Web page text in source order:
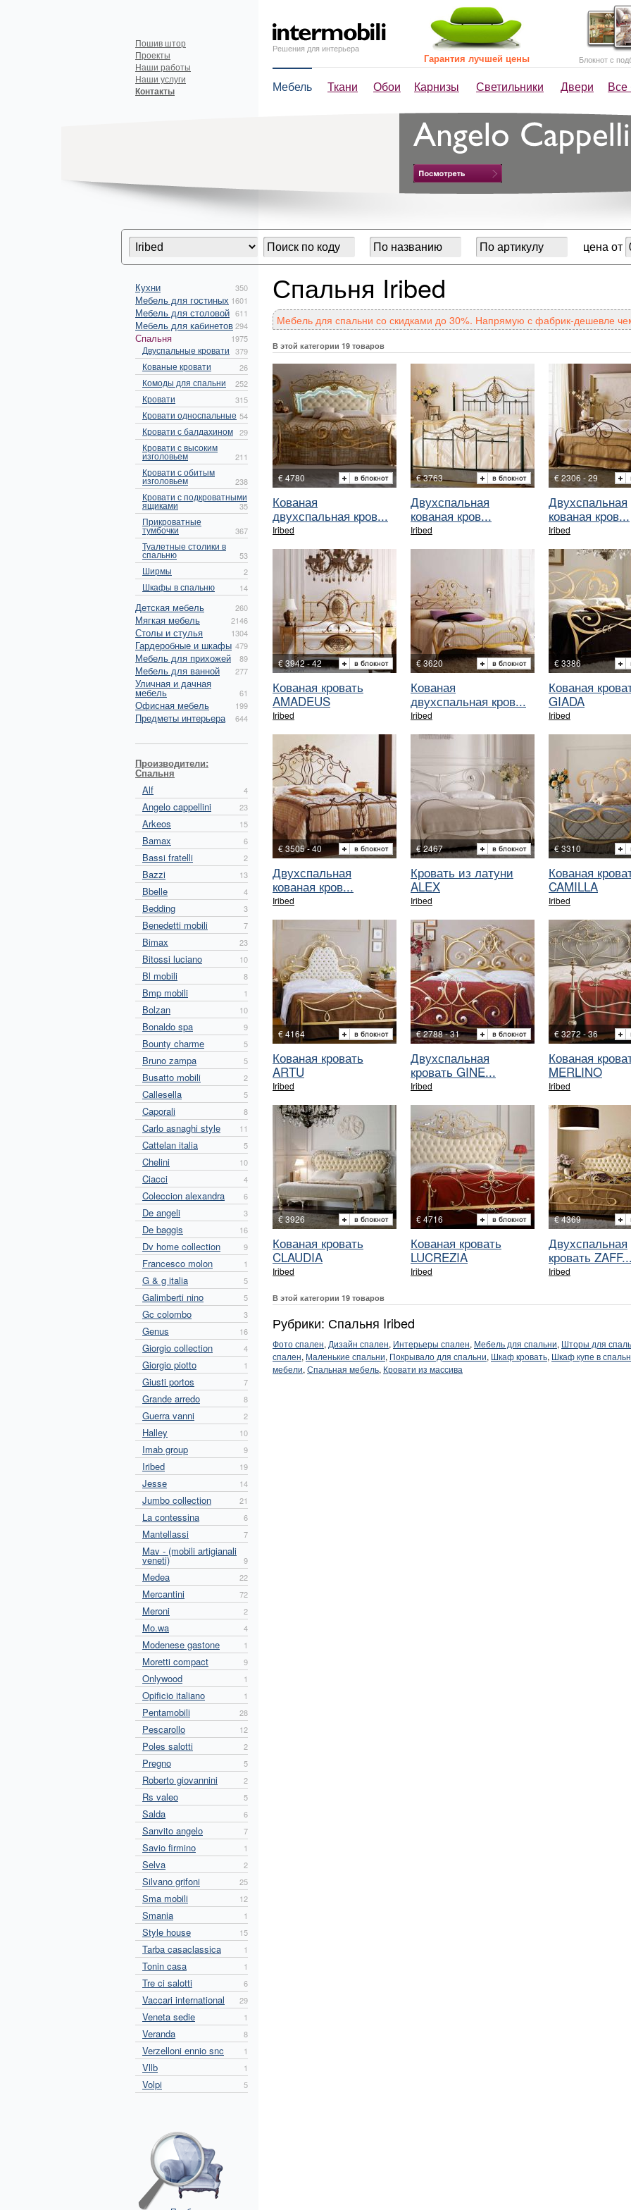
Решения для интерьера
Мебель Ткани Обои Карнизы Светильники Двери Все
Пошив штор
Проекты
Наши работы
Наши услуги
Контакты
Гарантия лучшей цены Блокнот с
цена от
Кухни 350
Мебель для гостиных 1601
Мебель для столовой 611
Мебель для кабинетов294
Спальня 1975
Двуспальные кровати 379
Кованые кровати 26
Комоды для спальни 252
Кровати 315
Кровати односпальные 54
Кровати с балдахином 29
Кровати с высоким
изголовьем 211
Кровати с обитым
изголовьем 238
Кровати с подкроватными
ящиками 35
Прикроватные
тумбочки 367
Туалетные столики в
спальню 53
Ширмы 2
Шкафы в спальню 14
Детская мебель 260
Мягкая мебель 2146
Столы и стулья 1304
Гардеробные и шкафы 479
Мебель для прихожей 89
Мебель для ванной 277
Уличная и дачная
мебель 61
Офисная мебель 199
Предметы интерьера 644
Производители:
Спальня
Alf
4
Angelo cappellini 23
Arkeos 15
Bamax 6
Bassi fratelli 2
Bazzi 13
Bbelle 4
Bedding 3
Benedetti mobili 7
Bimax 23
Bitossi luciano 10
Bl mobili 8
Bmp mobili 1
Bolzan 10
Bonaldo spa 9
Bounty charme 5
Bruno zampa 5
Busatto mobili 2
Callesella 5
Caporali 8
Carlo asnaghi style 11
Cattelan italia 5
Chelini 10
Ciacci 4
Coleccion alexandra 6
De angeli 3
De baggis 16
Dv home collection 9
Francesco molon 1
G & g italia 5
Galimberti nino 5
Gc colombo 3
Genus 16
Giorgio collection 4
Giorgio piotto 1
Giusti portos 7
Grande arredo 8
Guerra vanni 2
Halley 10
Imab group 9
Iribed 19
Jesse 14
Jumbo collection 21
La contessina 6
Mantellassi 7
Mav - (mobili artigianali
veneti) 9
Medea 22
Mercantini 72
Meroni 2
Mo.wa 4
Modenese gastone 1
Moretti compact 9
Onlywood 1
Opificio italiano 1
Pentamobili 28
Pescarollo 12
Poles salotti 2
Pregno 5
Roberto giovannini 2
Rs valeo 5
Salda 6
Sanvito angelo 7
Savio firmino 1
Selva 2
Silvano grifoni 25
Sma mobili 12
Smania 1
Style house 15
Tarba casaclassica 1
Tonin casa 1
Tre ci salotti 6
Vaccari international 29
Veneta sedie 1
Veranda 8
Verzelloni ennio snc 1
Vllb 1
Volpi 5
Спальня Iribed
Мебель для спальни со скидками до 30%. Напрямую с фабрик-дешевле
В этой категории 19 товаров
€ 4780
Кованая
двухспальная кров...
Iribed
€ 3763
Двухспальная
кованая кров...
Iribed
€ 2306 - 29
Двухспальная
кованая кров...
Iribed
€ 3942 - 42
Кованая кровать
AMADEUS
Iribed
€ 3620
Кованая
двухспальная кров...
Iribed
€ 3386
Кованая
GIADA
Iribed
€ 3505 - 40
Двухспальная
кованая кров...
Iribed
€ 2467
Кровать из латуни
ALEX
Iribed
€ 3310
Кованая
CAMILLA
Iribed
€ 4164
Кованая кровать
ARTU
Iribed
€ 2788 - 31
Двухспальная
кровать GINE...
Iribed
€ 3272 - 36
Кованая
MERLINO
Iribed
€ 3926
Кованая кровать
CLAUDIA
Iribed
€ 4716
Кованая кровать
LUCREZIA
Iribed
€ 4369
Двухспальная
кровать ZAFF...
Iribed
В этой категории 19 товаров
Рубрики: Спальня Iribed
Фото спален, Дизайн спален, Интерьеры спален, Мебель для спальни, Шторы для
спален, Маленькие спальни, Покрывало для спальни, Шкаф кровать, Шкаф купе в
мебели, Спальная мебель, Кровати из массива